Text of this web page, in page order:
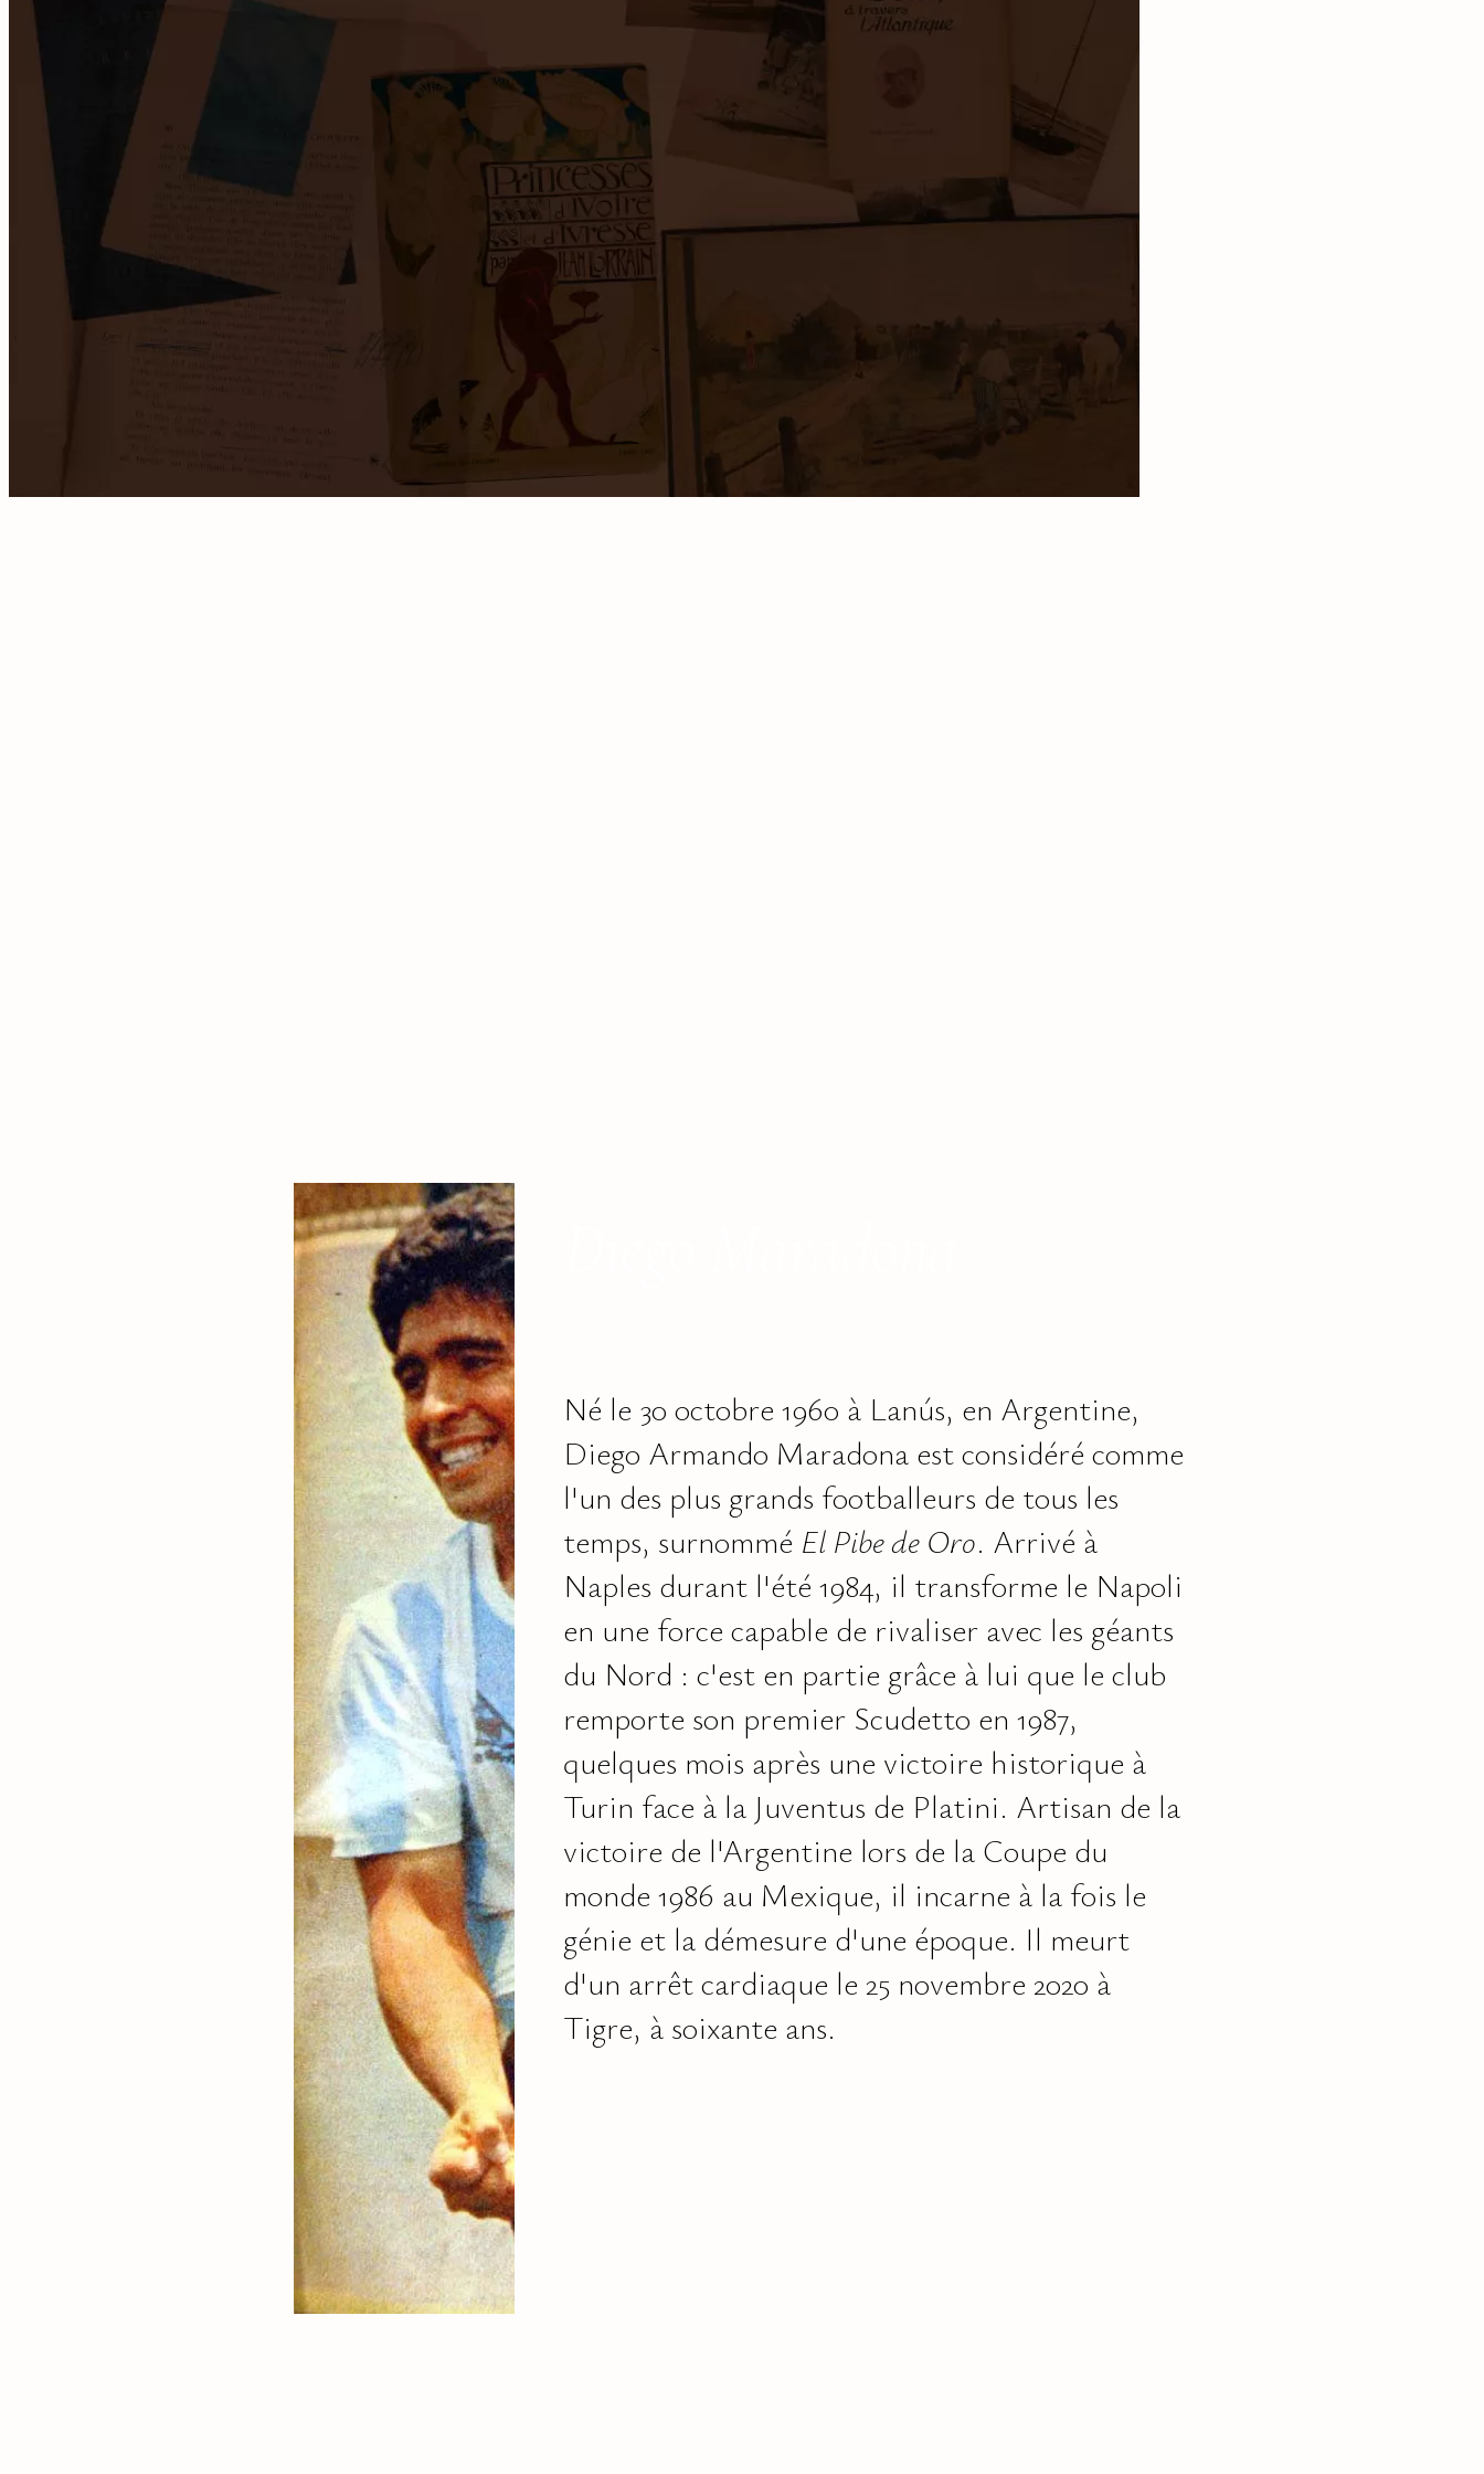
Né le 30 octobre 1960 à Lanús, en Argentine,
Diego Armando Maradona est considéré comme
l'un des plus grands footballeurs de tous les
temps, surnommé El Pibe de Oro. Arrivé à
Naples durant l'été 1984, il transforme le Napoli
en une force capable de rivaliser avec les géants
du Nord : c'est en partie grâce à lui que le club
remporte son premier Scudetto en 1987,
quelques mois après une victoire historique à
Turin face à la Juventus de Platini. Artisan de la
victoire de l'Argentine lors de la Coupe du
monde 1986 au Mexique, il incarne à la fois le
génie et la démesure d'une époque. Il meurt
d'un arrêt cardiaque le 25 novembre 2020 à
Tigre, à soixante ans.